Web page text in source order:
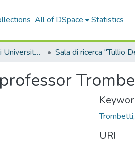
All of DSpace Statistics
Collezioni Digitali Università della Calabria
URI